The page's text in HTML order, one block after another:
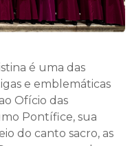
é uma das
e emblemáticas
Ofício das
Pontífice, sua
do canto sacro, as